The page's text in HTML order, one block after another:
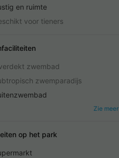
en ruimte
voor tieners
zwembad
zwemparadijs
Zie meer
op het park